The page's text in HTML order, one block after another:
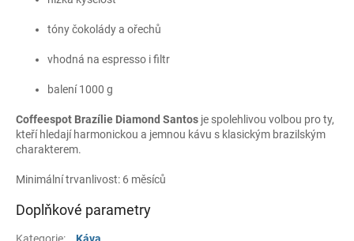
tóny čokolády a ořechů
vhodná na espresso i filtr
balení 1000 g
Coffeespot Brazílie Diamond Santos je spolehlivou volbou pro ty,
kteří hledají harmonickou a jemnou kávu s klasickým brazilským
charakterem.
Minimální trvanlivost: 6 měsíců
Doplňkové parametry